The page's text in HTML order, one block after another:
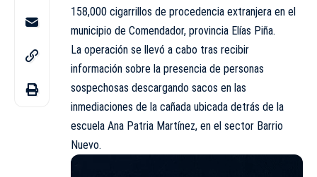
158,000 cigarrillos de procedencia extranjera en el
municipio de Comendador, provincia Elías Piña.
La operación se llevó a cabo tras recibir
información sobre la presencia de personas
sospechosas descargando sacos en las
inmediaciones de la cañada ubicada detrás de la
escuela Ana Patria Martínez, en el sector Barrio
Nuevo.